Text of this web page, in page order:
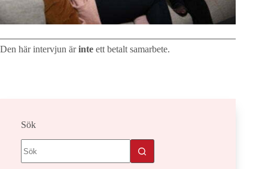
Den här intervjun ärinte ett betalt samarbete.
Sök